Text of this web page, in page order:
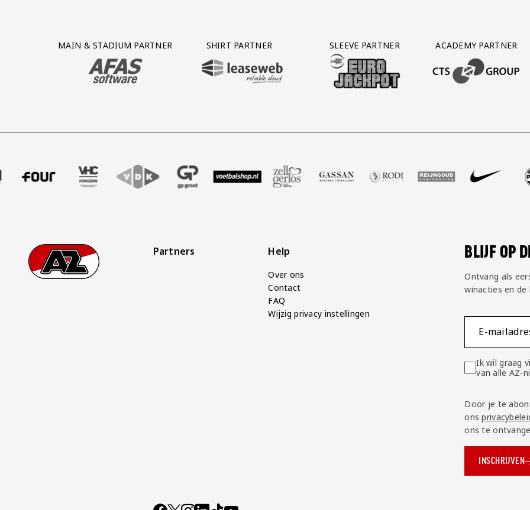
Partner Logos Grid
MAIN & STADIUM PARTNER
BEZOEK ONZE MAIN & STADIUM PARTNER AFAS SOFTWARE
SHIRT PARTNER
BEZOEK ONZE SHIRT PARTNER LEASEWEB
SLEEVE PARTNER
BEZOEK ONZE SLEEVE PARTNER EUROJACKPOT
ACADEMY PARTNER
BEZOEK ONZE
FooterGa naar onze homepagePartners Help
Over ons
Contact
FAQ
Wijzig privacy instellingen
BLIJF OP
Ontvang als
winacties en de
E-
Ik wil graag
van alle AZ-
Door je te
ons
ons te
INSCHRIJVEN